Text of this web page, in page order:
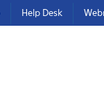
Help Desk